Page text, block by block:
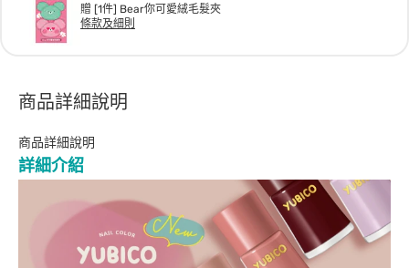
贈 [1件] Bear你可愛絨毛髮夾
條款及細則
商品詳細說明
商品詳細說明
詳細介紹